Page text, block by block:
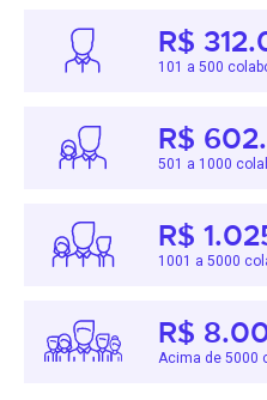
R$
101 a 500
R$
501 a 1000
R$
1001 a 5000
R$
Acima de 5000